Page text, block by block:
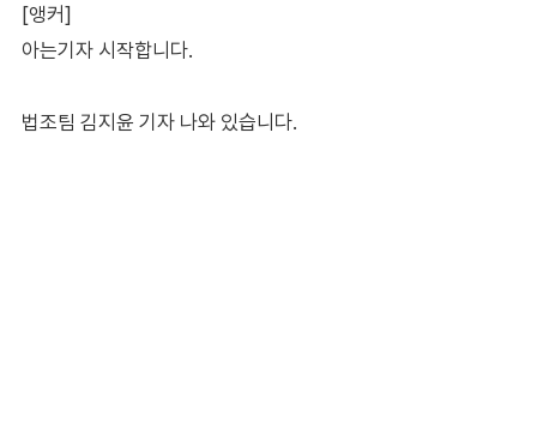
[앵커]
아는기자 시작합니다.
법조팀 김지윤 기자 나와 있습니다.